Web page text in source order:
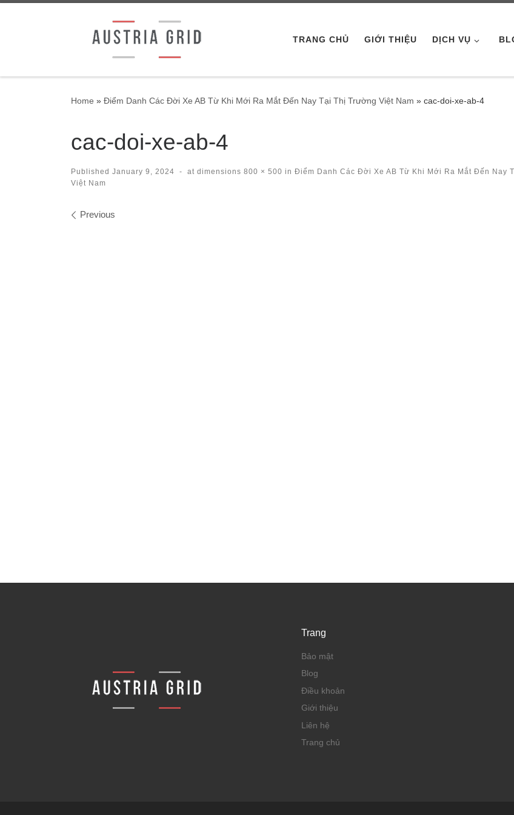
TRANG CHỦ GIỚI THIỆU DỊCH VỤ
Home » Điểm Danh Các Đời Xe AB Từ Khi Mới Ra Mắt Đến Nay Tại Thị Trường Việt Nam » cac-doi-xe-ab-4
cac-doi-xe-ab-4
Published January 9, 2024 - at dimensions 800 × 500 in Điểm Danh Các Đời Xe AB Từ Khi Mới Ra Mắt Đến Nay
Việt Nam
Images navigation
Previous
Trang
Bảo mật
Blog
Điều khoản
Giới thiệu
Liên hệ
Trang chủ